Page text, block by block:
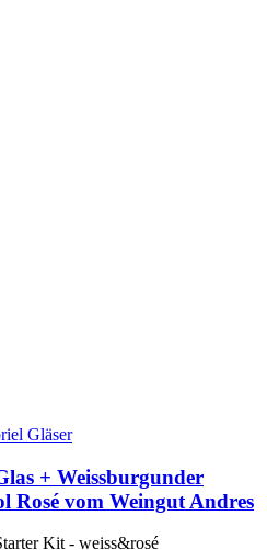
+ Weissburgunder
Rosé vom Weingut Andres
Kit - weiss&rosé